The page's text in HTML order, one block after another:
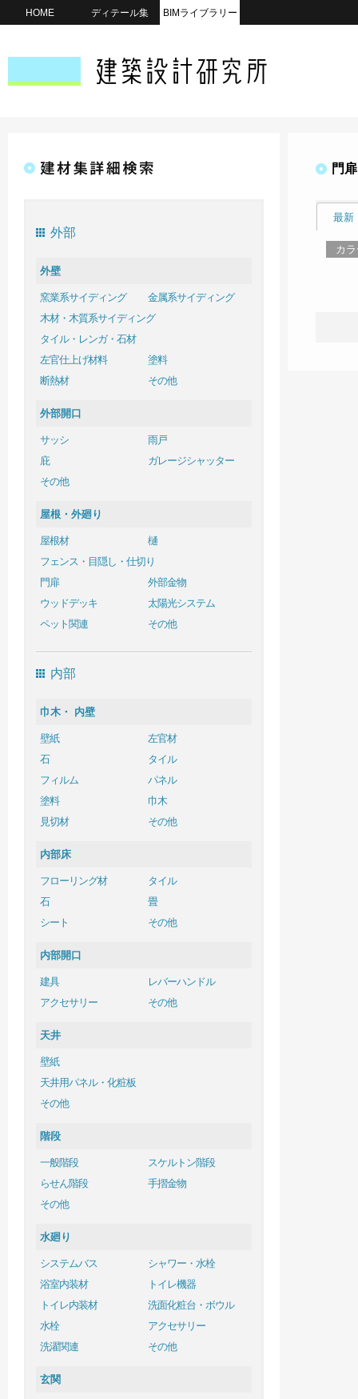
HOME ディテール集 BIMライブラリー
外部
外壁
窯業系サイディング
金属系サイディング
木材・木質系サイディング
タイル・レンガ・石材
左官仕上げ材料
塗料
断熱材
その他
外部開口
サッシ
雨戸
庇
ガレージシャッター
その他
屋根・外廻り
屋根材
樋
フェンス・目隠し・仕切り
門扉
外部金物
ウッドデッキ
太陽光システム
ペット関連
その他
内部
巾木・ 内壁
壁紙
左官材
石
タイル
フィルム
パネル
塗料
巾木
見切材
その他
内部床
フローリング材
タイル
石
畳
シート
その他
内部開口
建具
レバーハンドル
アクセサリー
その他
天井
壁紙
天井用パネル・化粧板
その他
階段
一般階段
スケルトン階段
らせん階段
手摺金物
その他
水廻り
システムバス
シャワー・水栓
浴室内装材
トイレ機器
トイレ内装材
洗面化粧台・ボウル
水栓
アクセサリー
洗濯関連
その他
玄関
門扉
最新
カ